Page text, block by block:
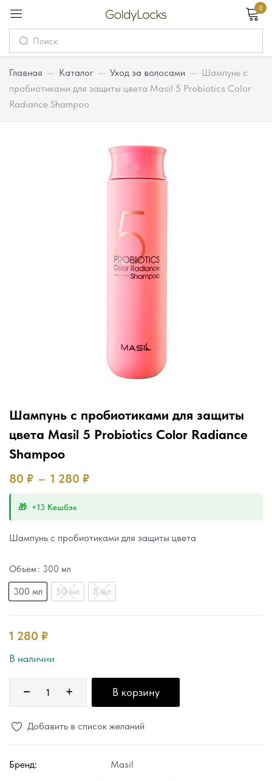
0
Главная — Каталог — Уход за волосами — Шампунь с
пробиотиками для защиты цвета Masil 5 Probiotics Color
Radiance Shampoo
Шампунь с пробиотиками для защиты
цвета Masil 5 Probiotics Color Radiance
Shampoo
80 ₽ – 1 280 ₽
+13 Кешбэк
Шампунь с пробиотиками для защиты цвета
Объем: 300 мл
300 мл 50 мл 8 мл
1 280 ₽
В наличии
В корзину
Добавить в список желаний
Бренд: Masil
Вход
Password
Вход
Регистрация